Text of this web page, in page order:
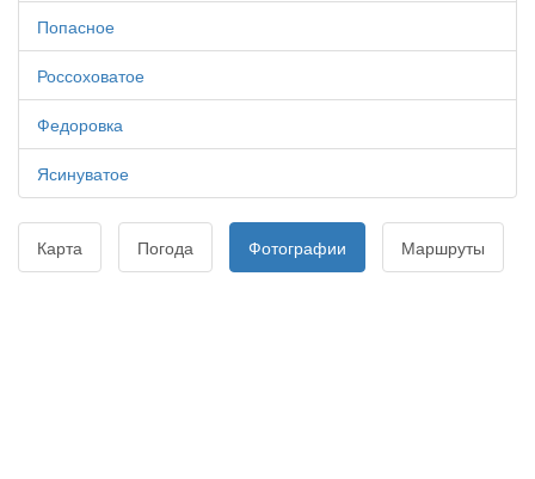
Попасное
Россоховатое
Федоровка
Ясинуватое
Карта Погода Фотографии Маршруты